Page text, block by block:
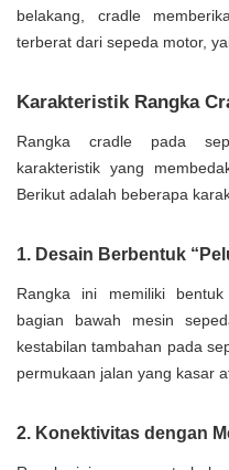
belakang, cradle
terberat dari sepeda motor,
Karakteristik Rangka
Rangka cradle pada
karakteristik yang
Berikut adalah beberapa
1. Desain Berbentuk
Rangka ini memiliki
bagian bawah mesin
kestabilan tambahan pada
permukaan jalan yang kasar
2. Konektivitas dengan